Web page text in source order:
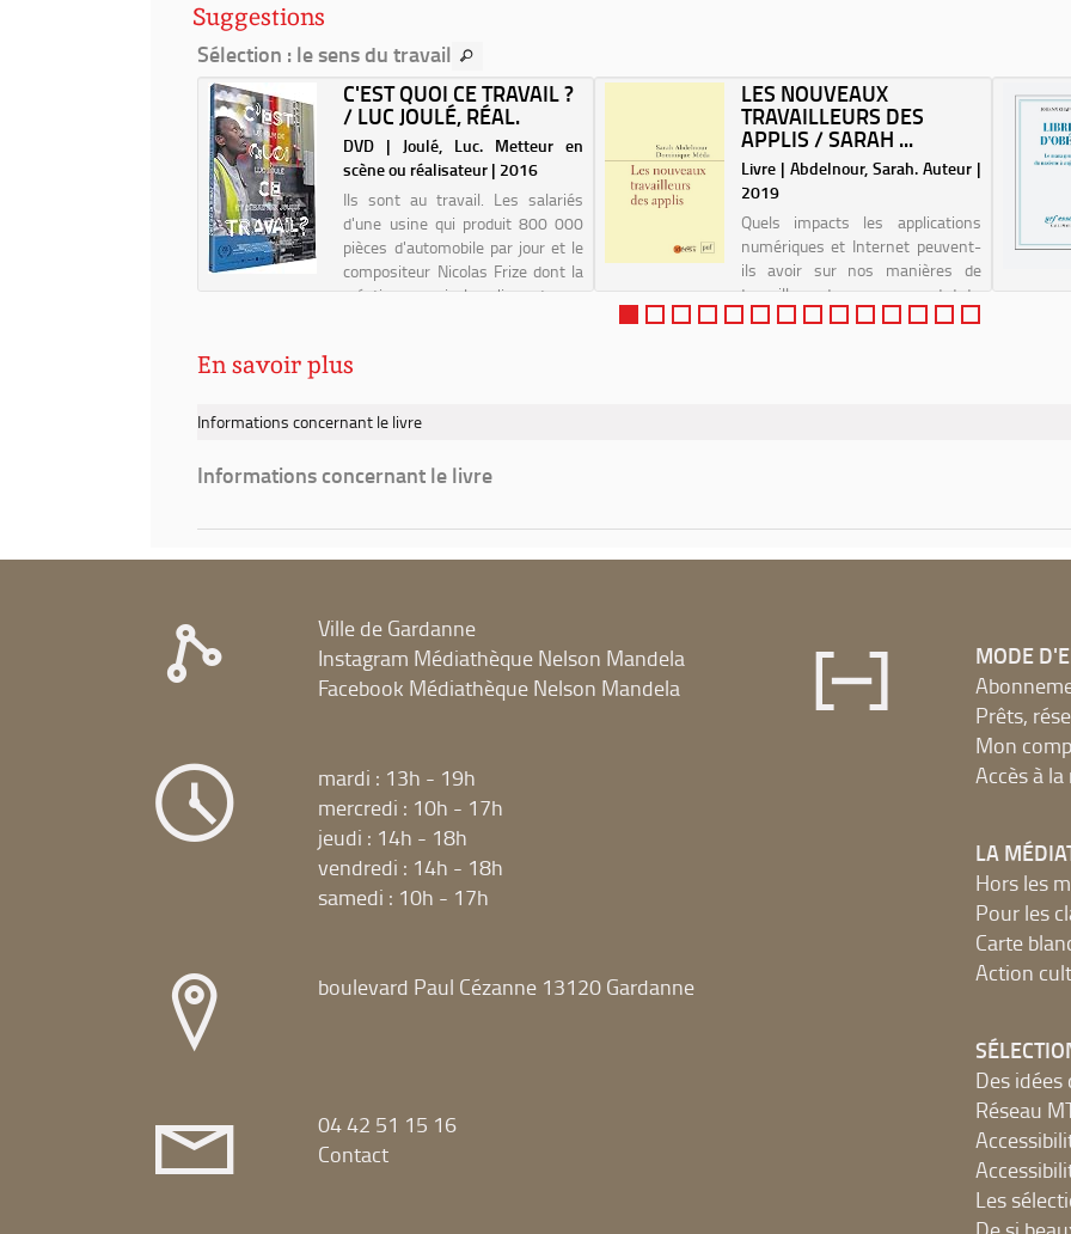
-
Travailler
à
l'ère
post-
digitale
quoi
ressemblera
travail
?
Turcq
Suggestions
Sélection : le sens du travail
C'EST QUOI CE TRAVAIL ?
/ LUC JOULÉ, RÉAL.
DVD | Joulé, Luc. Metteur en
scène ou réalisateur | 2016
Ils sont au travail. Les salariés
d'une usine qui produit 800 000
pièces d'automobile par jour et le
compositeur Nicolas Frize dont la
création musicale s'invente au
LES NOUVEAUX
TRAVAILLEURS DES
APPLIS / SARAH ...
Livre | Abdelnour, Sarah. Auteur |
2019
Quels impacts les applications
numériques et Internet peuvent-
ils avoir sur nos manières de
travailler et sur nos statuts
d'emploi ? En quoi le fait de
En savoir plus
Informations concernant le livre
Informations concernant le livre
Ville de Gardanne
Instagram Médiathèque Nelson Mandela
Facebook Médiathèque Nelson Mandela
mardi : 13h - 19h
mercredi : 10h - 17h
jeudi : 14h - 18h
vendredi : 14h - 18h
samedi : 10h - 17h
boulevard Paul Cézanne 13120 Gardanne
04 42 51 15 16
Contact
MODE
Prêts,
Mon
Accès à
LA
Hors les
Pour les
Carte
Action
Des idées
Réseau
Les